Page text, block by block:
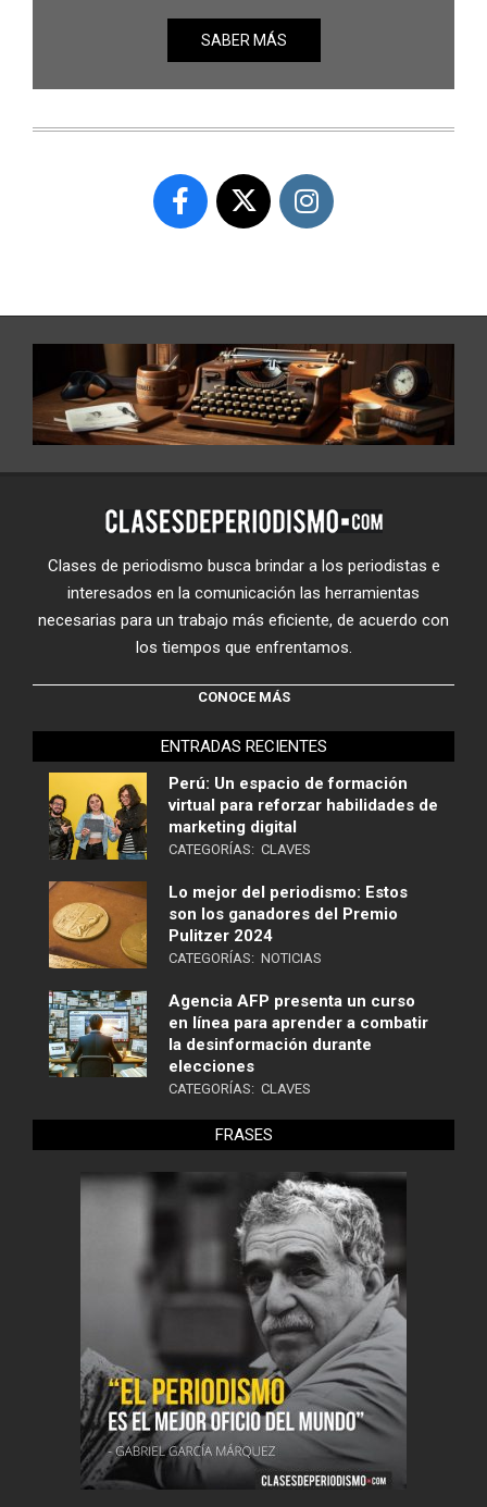
SABER MÁS
Clases de periodismo busca brindar a los periodistas e
interesados en la comunicación las herramientas
necesarias para un trabajo más eficiente, de acuerdo con
los tiempos que enfrentamos.
CONOCE MÁS
ENTRADAS RECIENTES
Perú: Un espacio de formación
virtual para reforzar habilidades de
marketing digital
CATEGORÍAS: CLAVES
Lo mejor del periodismo: Estos
son los ganadores del Premio
Pulitzer 2024
CATEGORÍAS: NOTICIAS
Agencia AFP presenta un curso
en línea para aprender a combatir
la desinformación durante
elecciones
CATEGORÍAS: CLAVES
FRASES